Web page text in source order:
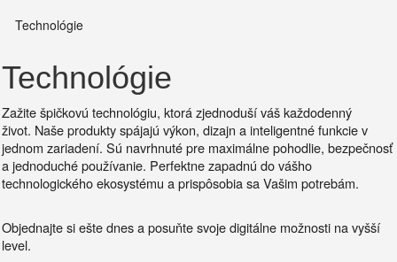
Technológie
Technológie
Zažite špičkovú technológiu, ktorá zjednoduší váš každodenný
život. Naše produkty spájajú výkon, dizajn a inteligentné funkcie v
jednom zariadení. Sú navrhnuté pre maximálne pohodlie, bezpečnosť
a jednoduché používanie. Perfektne zapadnú do vášho
technologického ekosystému a prispôsobia sa Vašim potrebám.
Objednajte si ešte dnes a posuňte svoje digitálne možnosti na vyšší
level.